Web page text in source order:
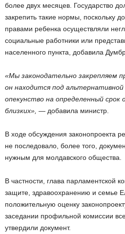
более двух месяцев. Государство
закрепить такие нормы, поскольку
правами ребенка осуществляли
социальные работники или
населенного пункта, добавила
«Мы законодательно закрепляем
он находится под
опекунство на определенный
близких», — добавила министр.
В ходе обсуждения законопроекта
не последовало, более того,
нужным для молдавского общества.
В частности, глава парламентской
защите, здравоохранению и семье
положительную оценку
заседании профильной комиссии
утвердили документ.